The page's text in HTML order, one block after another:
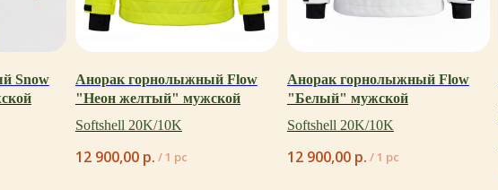
Snow
Анорак горнолыжный Flow
"Неон желтый" мужской
Softshell 20K/10K
12 900,00 р. / 1 pc
Анорак горнолыжный Flow
"Белый" мужской
Softshell 20K/10K
12 900,00 р. / 1 pc